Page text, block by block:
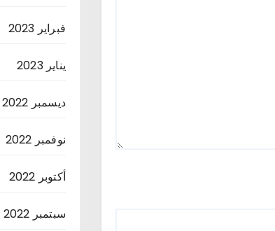
فبراير 2023
يناير 2023
ديسمبر 2022
نوفمبر 2022
أكتوبر 2022
سبتمبر 2022